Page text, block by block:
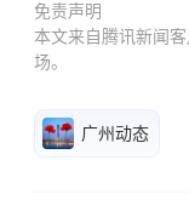
免责声明
本文来自腾讯新闻
场。
广州动态